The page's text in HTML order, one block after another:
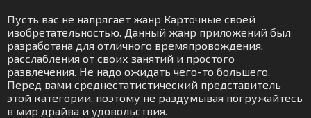
Пусть вас не напрягает жанр Карточные своей
изобретательностью. Данный жанр приложений был
разработана для отличного времяпровождения,
расслабления от своих занятий и простого
развлечения. Не надо ожидать чего-то большего.
Перед вами среднестатистический представитель
этой категории, поэтому не раздумывая погружайтесь
в мир драйва и удовольствия.